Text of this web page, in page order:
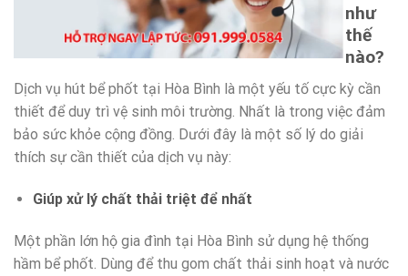
như
thế
nào?
Dịch vụ hút bể phốt tại Hòa Bình là một yếu tố cực kỳ cần
thiết để duy trì vệ sinh môi trường. Nhất là trong việc đảm
bảo sức khỏe cộng đồng. Dưới đây là một số lý do giải
thích sự cần thiết của dịch vụ này:
Giúp xử lý chất thải triệt để nhất
Một phần lớn hộ gia đình tại Hòa Bình sử dụng hệ thống
hầm bể phốt. Dùng để thu gom chất thải sinh hoạt và nước